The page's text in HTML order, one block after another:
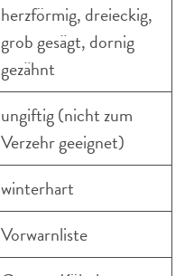
herzförmig, dreieckig,
grob gesägt, dornig
gezähnt
ungiftig (nicht zum
Verzehr geeignet)
winterhart
Vorwarnliste